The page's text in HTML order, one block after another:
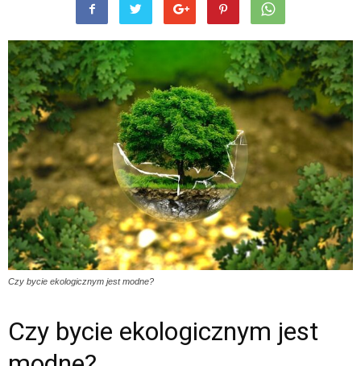
Czy bycie ekologicznym jest modne?
Czy bycie ekologicznym jest